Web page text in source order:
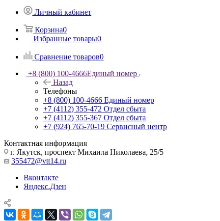
Личный кабинет
Корзина0
Избранные товары0
Сравнение товаров0
+8 (800) 100-4666Единый номер
Назад
Телефоны
+8 (800) 100-4666 Единый номер
+7 (4112) 355-472 Отдел сбыта
+7 (4112) 355-367 Отдел сбыта
+7 (924) 765-70-19 Сервисный центр
Контактная информация
г. Якутск, проспект Михаила Николаева, 25/5
355472@vtt14.ru
Вконтакте
Яндекс.Дзен